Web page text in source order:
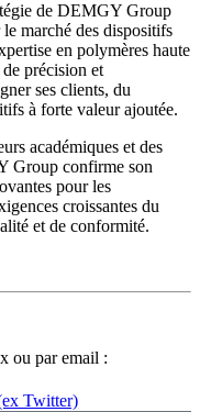
de DEMGY Group
marché des dispositifs
en polymères haute
précision et
ses clients, du
à forte valeur ajoutée.
académiques et des
Group confirme son
pour les
croissantes du
et de conformité.
ou par email :
Twitter)